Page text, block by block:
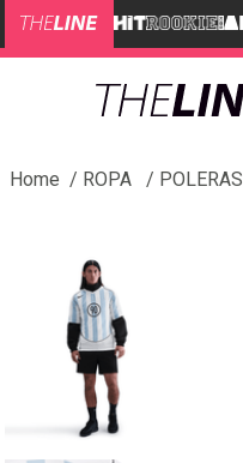
ROPA POLERAS